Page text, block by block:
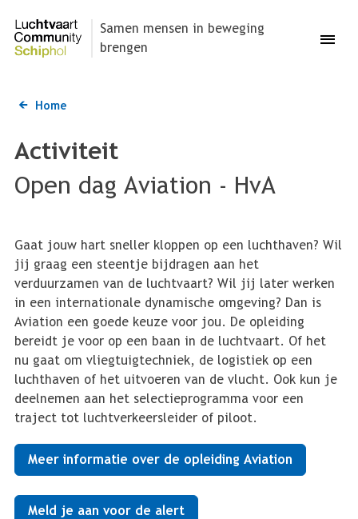
naar
gaan
Samen mensen in beweging
brengen
Menu
Home
Activiteit
Open dag Aviation - HvA
Gaat jouw hart sneller kloppen op een luchthaven? Wil
jij graag een steentje bijdragen aan het
verduurzamen van de luchtvaart? Wil jij later werken
in een internationale dynamische omgeving? Dan is
Aviation een goede keuze voor jou. De opleiding
bereidt je voor op een baan in de luchtvaart. Of het
nu gaat om vliegtuigtechniek, de logistiek op een
luchthaven of het uitvoeren van de vlucht. Ook kun je
deelnemen aan het selectieprogramma voor een
traject tot luchtverkeersleider of piloot.
Meer informatie over de opleiding Aviation
Meld je aan voor de alert